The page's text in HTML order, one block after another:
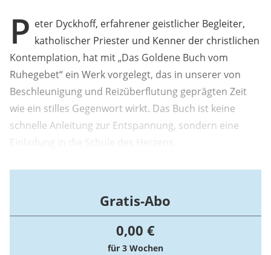
P eter Dyckhoff, erfahrener geistlicher Begleiter,
katholischer Priester und Kenner der christlichen
Kontemplation, hat mit „Das Goldene Buch vom
Ruhegebet“ ein Werk vorgelegt, das in unserer von
Beschleunigung und Reizüberflutung geprägten Zeit
wie ein stilles Gegenwort wirkt. Das Buch ist keine
schnelle Anleitung zur Entspannung, sondern eine
Einladung in die Schule des Herzens.
Gratis-Abo
0,00 €
für 3 Wochen